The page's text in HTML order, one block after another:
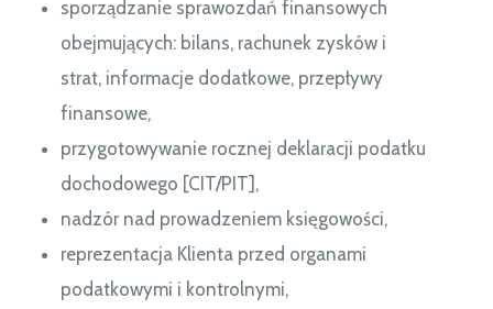
sporządzanie sprawozdań finansowych
obejmujących: bilans, rachunek zysków i
strat, informacje dodatkowe, przepływy
finansowe,
przygotowywanie rocznej deklaracji podatku
dochodowego [CIT/PIT],
nadzór nad prowadzeniem księgowości,
reprezentacja Klienta przed organami
podatkowymi i kontrolnymi,